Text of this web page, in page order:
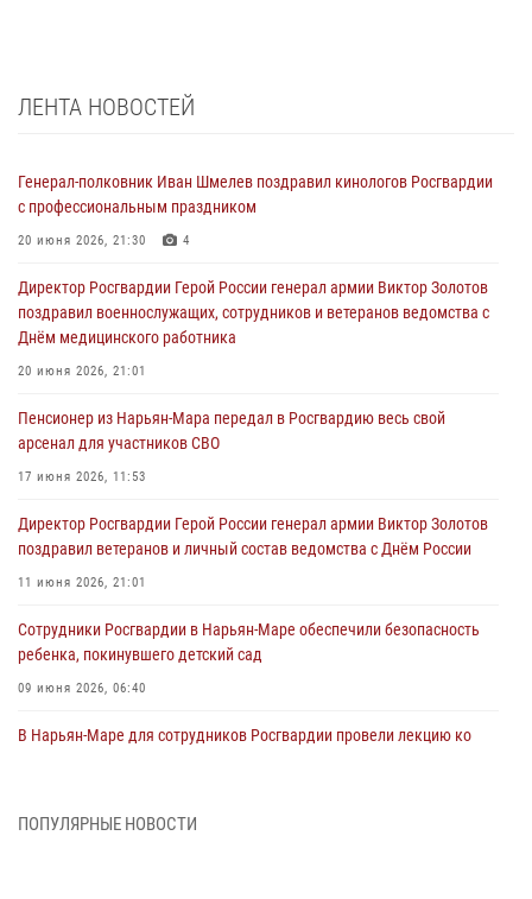
ЛЕНТА НОВОСТЕЙ
Генерал-полковник Иван Шмелев поздравил кинологов Росгвардии
с профессиональным праздником
20 июня 2026, 21:30 4
Директор Росгвардии Герой России генерал армии Виктор Золотов
поздравил военнослужащих, сотрудников и ветеранов ведомства с
Днём медицинского работника
20 июня 2026, 21:01
Пенсионер из Нарьян-Мара передал в Росгвардию весь свой
арсенал для участников СВО
17 июня 2026, 11:53
Директор Росгвардии Герой России генерал армии Виктор Золотов
поздравил ветеранов и личный состав ведомства с Днём России
11 июня 2026, 21:01
Сотрудники Росгвардии в Нарьян-Маре обеспечили безопасность
ребенка, покинувшего детский сад
09 июня 2026, 06:40
В Нарьян-Маре для сотрудников Росгвардии провели лекцию ко
ПОПУЛЯРНЫЕ НОВОСТИ